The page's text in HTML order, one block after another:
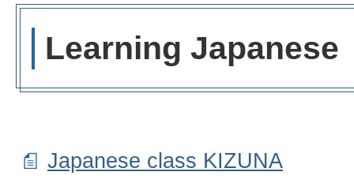
Learning Japanese
Japanese class KIZUNA